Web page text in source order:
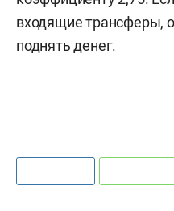
входящие трансферы,
поднять денег.